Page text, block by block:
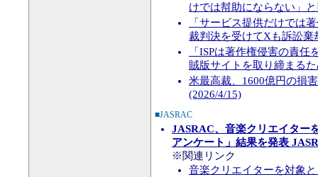
けでは幇助にならない」
「サービス提供だけでは
裁判決を受けてXも訴訟棄
「ISPは著作権侵害の責
賊版サイトを取り締まる
米最高裁、1600億円の損
(2026/4/15)
■JASRAC
JASRAC、音楽クリエイター
アンケート」結果を発表
※関連リンク
音楽クリエイターを対象